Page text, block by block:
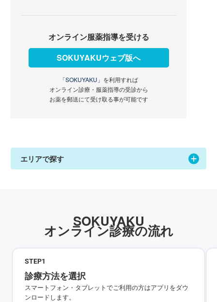
オンライン服薬指導を受ける
SOKUYAKUウェブ版へ
「SOKUYAKU」 を利用すれば
オンライン診療・服薬指導の受診から
お薬を郵送にて受け取る事が可能です
エリアで探す
SOKUYAKU
オンライン診療の流れ
STEP1
診療方法を選択
スマートフォン・タブレットでご利用の方はアプリをダウ
ンロードします。